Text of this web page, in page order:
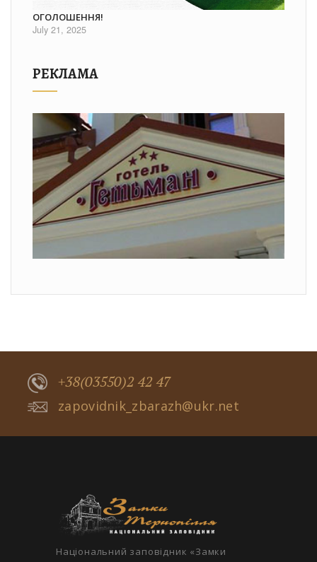
ОГОЛОШЕННЯ!
July 21, 2025
РЕКЛАМА
+38(03550)2 42 47
zapovidnik_zbarazh@ukr.net
Національний заповідник «Замки